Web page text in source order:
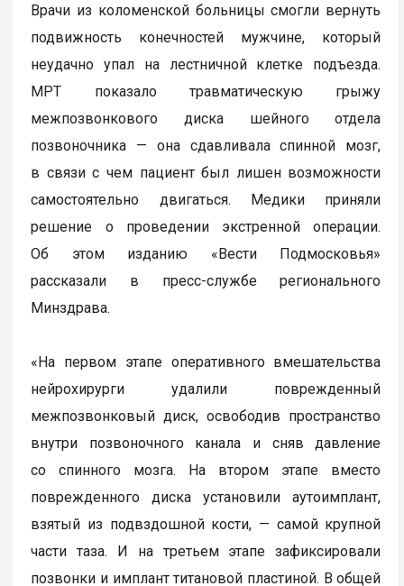
Врачи из коломенской больницы смогли вернуть
подвижность конечностей мужчине, который
неудачно упал на лестничной клетке подъезда.
МРТ показало травматическую грыжу
межпозвонкового диска шейного отдела
позвоночника — она сдавливала спинной мозг,
в связи с чем пациент был лишен возможности
самостоятельно двигаться. Медики приняли
решение о проведении экстренной операции.
Об этом изданию «Вести Подмосковья»
рассказали в пресс-службе регионального
Минздрава.
«На первом этапе оперативного вмешательства
нейрохирурги удалили поврежденный
межпозвонковый диск, освободив пространство
внутри позвоночного канала и сняв давление
со спинного мозга. На втором этапе вместо
поврежденного диска установили аутоимплант,
взятый из подвздошной кости, — самой крупной
части таза. И на третьем этапе зафиксировали
позвонки и имплант титановой пластиной. В общей